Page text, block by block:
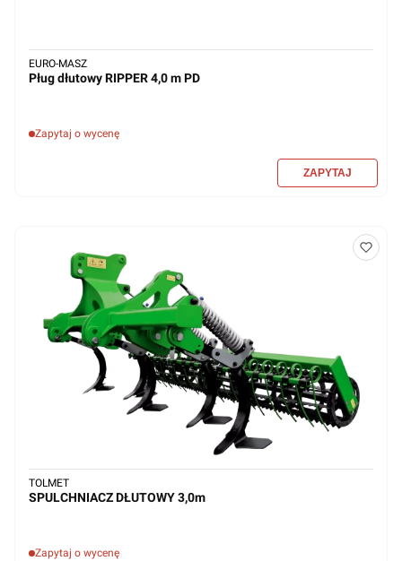
Pług dłutowy RIPPER 4,0 m PD
Zapytaj o wycenę
EURO-MASZ
SPULCHNIACZ DŁUTOWY 3,0m
Zapytaj o wycenę
TOLMET